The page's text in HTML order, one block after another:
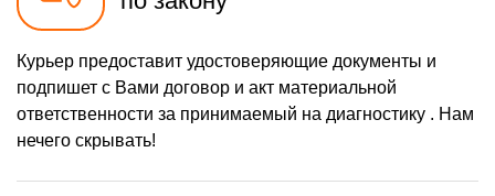
Курьер предоставит удостоверяющие документы и
подпишет с Вами договор и акт материальной
ответственности за принимаемый на диагностику . Нам
нечего скрывать!